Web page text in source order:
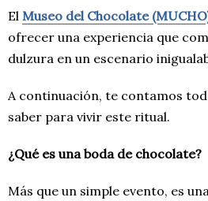
El Museo del Chocolate
ofrecer una experiencia que
dulzura en un escenario
A continuación, te contamos
saber para vivir este ritual.
¿Qué es una boda de chocolate?
Más que un simple evento, es